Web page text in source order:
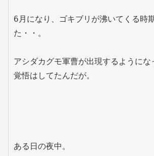
6月になり、ゴキブリが沸いてくる時
た・・。
アシダカグモ軍曹が出現するようにな
覚悟はしてたんだが。
ある日の夜中。